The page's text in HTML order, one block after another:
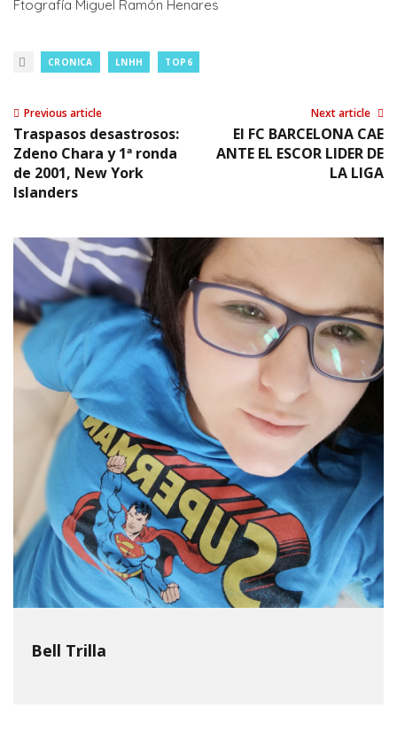
Ftografía Miguel Ramón Henares
CRONICA LNHH TOP6
Previous article
Traspasos desastrosos:
Zdeno Chara y 1ª ronda
de 2001, New York
Islanders
Next article
El FC BARCELONA CAE
ANTE EL ESCOR LIDER DE
LA LIGA
Bell Trilla